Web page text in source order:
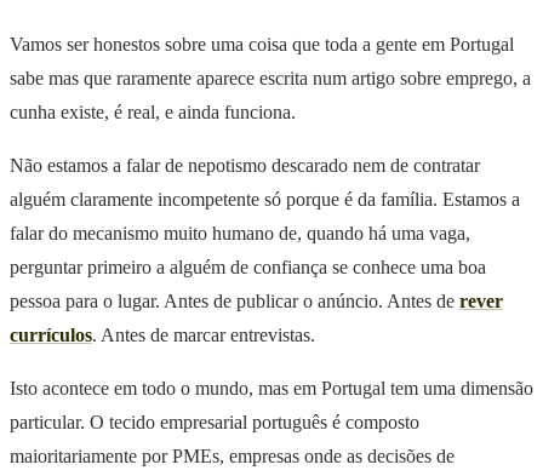
Vamos ser honestos sobre uma coisa que toda a gente em Portugal
sabe mas que raramente aparece escrita num artigo sobre emprego, a
cunha existe, é real, e ainda funciona.
Não estamos a falar de nepotismo descarado nem de contratar
alguém claramente incompetente só porque é da família. Estamos a
falar do mecanismo muito humano de, quando há uma vaga,
perguntar primeiro a alguém de confiança se conhece uma boa
pessoa para o lugar. Antes de publicar o anúncio. Antes de rever
currículos. Antes de marcar entrevistas.
Isto acontece em todo o mundo, mas em Portugal tem uma dimensão
particular. O tecido empresarial português é composto
maioritariamente por PMEs, empresas onde as decisões de